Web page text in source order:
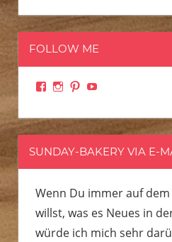
FOLLOW ME
Facebook
Instagram
PinterestYouTube
SUNDAY-BAKERY VIA E-
Wenn Du immer auf
willst, was es Neues in
würde ich mich sehr